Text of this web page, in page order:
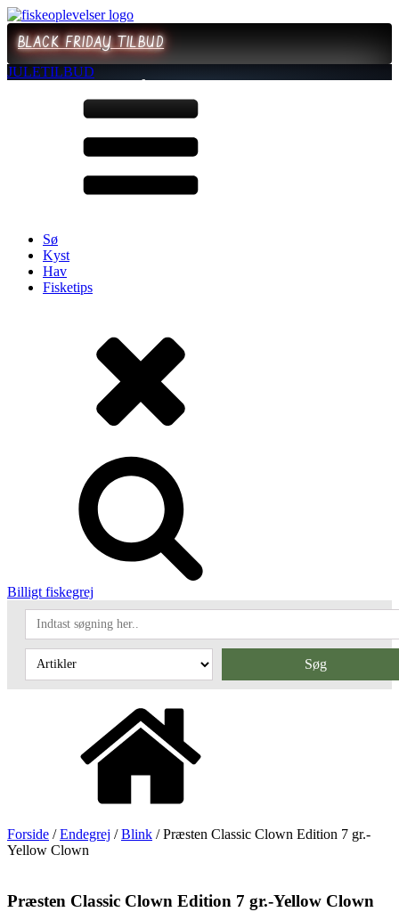
BLACK FRIDAY TILBUD
JULETILBUD
Sø
Kyst
Hav
Fisketips
Billigt fiskegrej
Søg
Forside /Endegrej /Blink / Præsten Classic Clown Edition 7 gr.-
Yellow Clown
Præsten Classic Clown Edition 7 gr.-Yellow Clown